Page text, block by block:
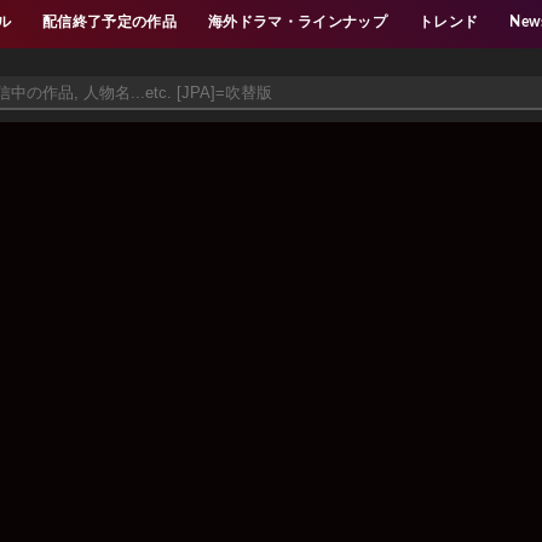
配信終了予定の作品 海外ドラマ・ラインナップ トレンド